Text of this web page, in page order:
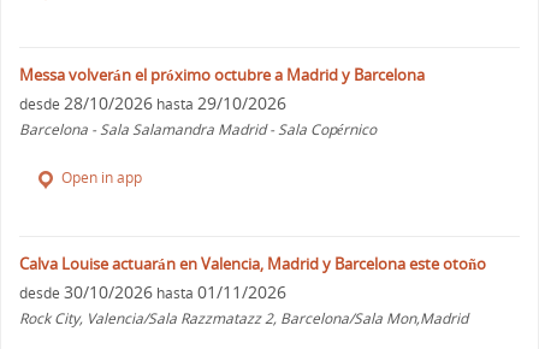
Messa volverán el próximo octubre a Madrid y Barcelona
desde 28/10/2026 hasta 29/10/2026
Barcelona - Sala Salamandra Madrid - Sala Copérnico
Open in app
Calva Louise actuarán en Valencia, Madrid y Barcelona este otoño
desde 30/10/2026 hasta 01/11/2026
Rock City, Valencia/Sala Razzmatazz 2, Barcelona/Sala Mon,Madrid